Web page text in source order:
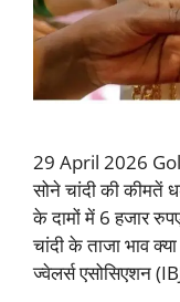
29 April 2026
सोने चांदी की कीमतें
के दामों में 6 हजार
चांदी के ताजा भाव
ज्वेलर्स एसोसिएशन